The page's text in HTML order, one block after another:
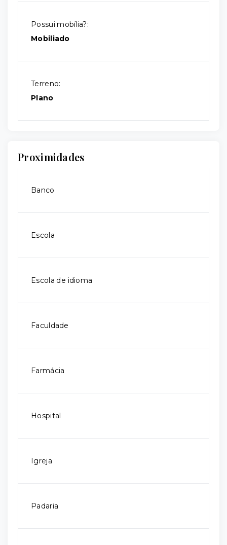
Possui mobília?:
Mobiliado
Terreno:
Plano
Proximidades
Banco
Escola
Escola de idioma
Faculdade
Farmácia
Hospital
Igreja
Padaria